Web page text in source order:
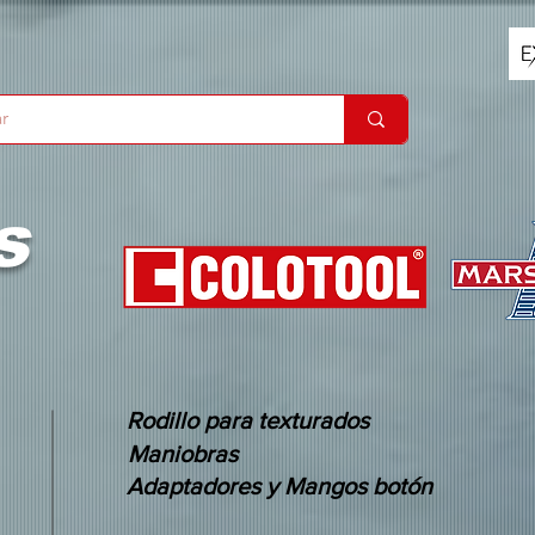
Rodillo para texturados
Maniobras
Adaptadores y Mangos botón